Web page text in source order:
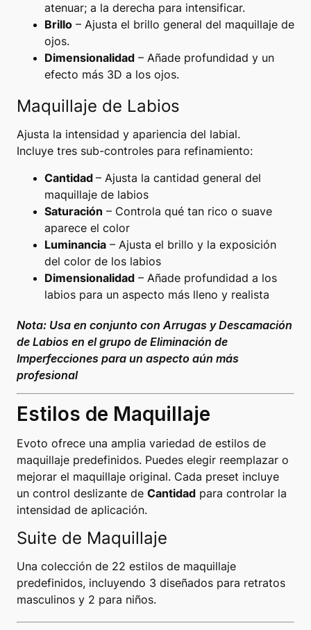
atenuar; a la derecha para intensificar.
Brillo – Ajusta el brillo general del maquillaje de
ojos.
Dimensionalidad – Añade profundidad y un
efecto más 3D a los ojos.
Maquillaje de Labios
Ajusta la intensidad y apariencia del labial.
Incluye tres sub-controles para refinamiento:
Cantidad – Ajusta la cantidad general del
maquillaje de labios
Saturación – Controla qué tan rico o suave
aparece el color
Luminancia – Ajusta el brillo y la exposición
del color de los labios
Dimensionalidad – Añade profundidad a los
labios para un aspecto más lleno y realista
Nota: Usa en conjunto con Arrugas y Descamación
de Labios en el grupo de Eliminación de
Imperfecciones para un aspecto aún más
profesional
Estilos de Maquillaje
Evoto ofrece una amplia variedad de estilos de
maquillaje predefinidos. Puedes elegir reemplazar o
mejorar el maquillaje original. Cada preset incluye
un control deslizante de Cantidad para controlar la
intensidad de aplicación.
Suite de Maquillaje
Una colección de 22 estilos de maquillaje
predefinidos, incluyendo 3 diseñados para retratos
masculinos y 2 para niños.